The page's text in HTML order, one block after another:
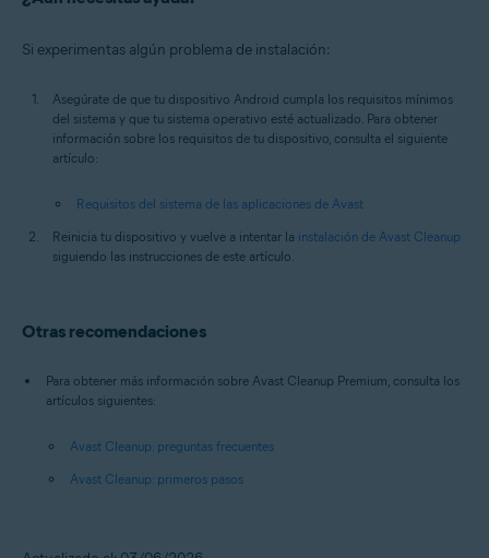
Si experimentas algún problema de instalación:
Asegúrate de que tu dispositivo Android cumpla los requisitos mínimos
del sistema y que tu sistema operativo esté actualizado. Para obtener
información sobre los requisitos de tu dispositivo, consulta el siguiente
artículo:
Requisitos del sistema de las aplicaciones de Avast
Reinicia tu dispositivo y vuelve a intentar la instalación de Avast Cleanup
siguiendo las instrucciones de este artículo.
Otras recomendaciones
Para obtener más información sobre Avast Cleanup Premium, consulta los
artículos siguientes:
Avast Cleanup: preguntas frecuentes
Avast Cleanup: primeros pasos